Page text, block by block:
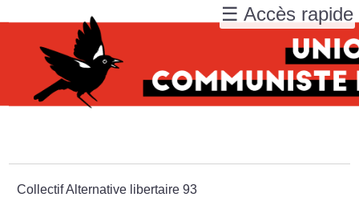
Collectif Alternative libertaire 93
☰ Accès rapide